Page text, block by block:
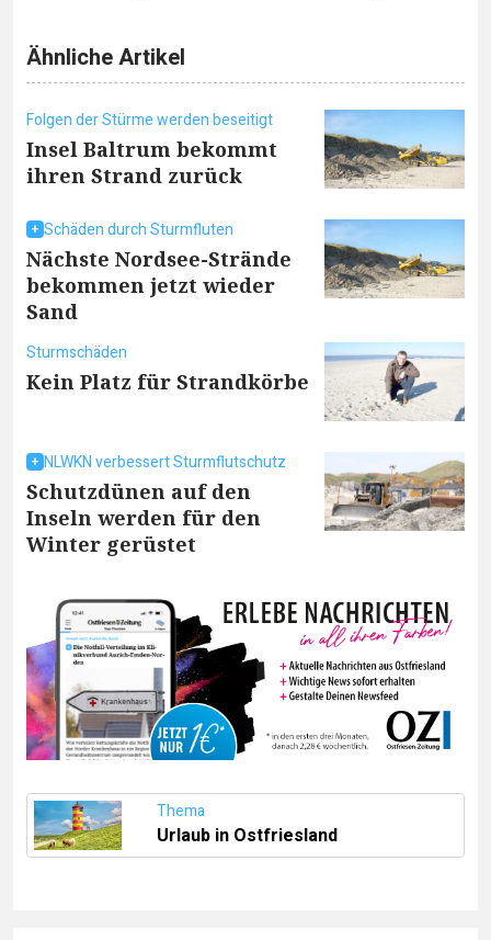
Ähnliche Artikel
Folgen der Stürme werden beseitigt
Insel Baltrum bekommt
ihren Strand zurück
Schäden durch Sturmfluten
Nächste Nordsee-Strände
bekommen jetzt wieder
Sand
Sturmschäden
Kein Platz für Strandkörbe
NLWKN verbessert Sturmflutschutz
Schutzdünen auf den
Inseln werden für den
Winter gerüstet
Thema
Urlaub in Ostfriesland